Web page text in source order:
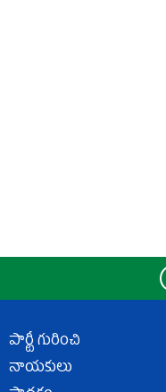
పార్టీ గురించి
నాయకులు